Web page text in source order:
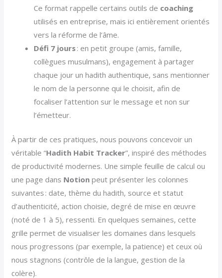
Ce format rappelle certains outils de coaching
utilisés en entreprise, mais ici entièrement orientés
vers la réforme de l’âme.
Défi 7 jours : en petit groupe (amis, famille,
collègues musulmans), engagement à partager
chaque jour un hadith authentique, sans mentionner
le nom de la personne qui le choisit, afin de
focaliser l’attention sur le message et non sur
l’émetteur.
À partir de ces pratiques, nous pouvons concevoir un
véritable “Hadith Habit Tracker”, inspiré des méthodes
de productivité modernes. Une simple feuille de calcul ou
une page dans Notion peut présenter les colonnes
suivantes : date, thème du hadith, source et statut
d’authenticité, action choisie, degré de mise en œuvre
(noté de 1 à 5), ressenti. En quelques semaines, cette
grille permet de visualiser les domaines dans lesquels
nous progressons (par exemple, la patience) et ceux où
nous stagnons (contrôle de la langue, gestion de la
colère).